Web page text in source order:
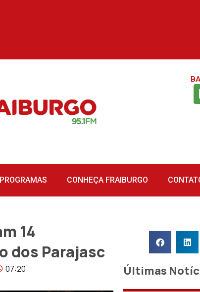
PROGRAMAS CONHEÇA FRAIBURGO
14
dos Parajasc
07:20 Últimas